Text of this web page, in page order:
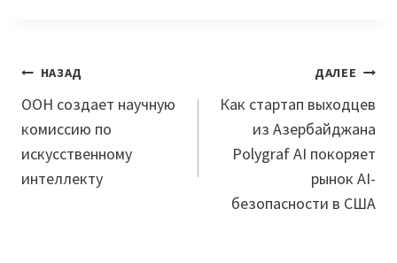
Навигация
по
записям
НАЗАД
ООН создает научную
комиссию по
искусственному
интеллекту
ДАЛЕЕ
Как стартап выходцев
из Азербайджана
Polygraf AI покоряет
рынок AI-
безопасности в США